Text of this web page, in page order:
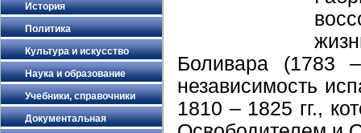
История
Политика
Культура и искусство
Наука и образование
Учебники, справочники
Документальная
Боливара (1783
независимость
1810 – 1825 гг.,